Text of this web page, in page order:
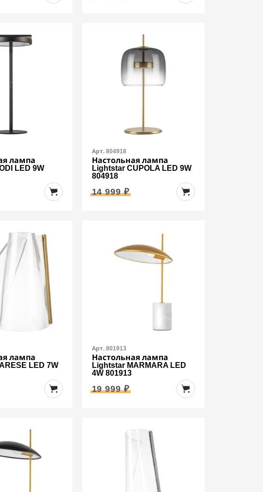
лампа
LED 9W
Арт. 804918
Настольная лампа
Lightstar CUPOLA LED 9W
804918
14 999 ₽
лампа
LED 7W
Арт. 801913
Настольная лампа
Lightstar MARMARA LED
4W 801913
19 999 ₽